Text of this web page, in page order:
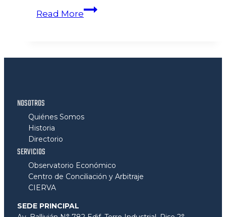
Read More
NOSOTROS
Quiénes Somos
Historia
Directorio
SERVICIOS
Observatorio Económico
Centro de Conciliación y Arbitraje
CIERVA
SEDE PRINCIPAL